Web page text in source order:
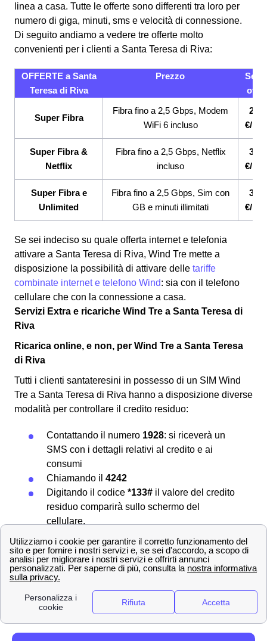
linea a casa. Tutte le offerte sono differenti tra loro per
numero di giga, minuti, sms e velocità di connessione.
Di seguito andiamo a vedere tre offerte molto
convenienti per i clienti a Santa Teresa di Riva:
OFFERTE a Santa
Teresa di Riva
Prezzo
Super Fibra
Fibra fino a 2,5 Gbps, Modem
WiFi 6 incluso
€/
Super Fibra &
Netflix
Fibra fino a 2,5 Gbps, Netflix
incluso
€/
Super Fibra e
Unlimited
Fibra fino a 2,5 Gbps, Sim con
GB e minuti illimitati
€/
Se sei indeciso su quale offerta internet e telefonia
attivare a Santa Teresa di Riva, Wind Tre mette a
disposizione la possibilità di attivare delle tariffe
combinate internet e telefono Wind: sia con il telefono
cellulare che con la connessione a casa.
Servizi Extra e ricariche Wind Tre a Santa Teresa di
Riva
Ricarica online, e non, per Wind Tre a Santa Teresa
di Riva
Tutti i clienti santateresini in possesso di un SIM Wind
Tre a Santa Teresa di Riva hanno a disposizione diverse
modalità per controllare il credito residuo:
Contattando il numero 1928: si riceverà un
SMS con i dettagli relativi al credito e ai
consumi
Chiamando il 4242
Digitando il codice *133# il valore del credito
residuo comparirà sullo schermo del
cellulare.
Per ulteriori informazioni su comericaricare la propria
SIMe verificare il credito residuo visita la pagina
dedicata alla
verifica del credito residuo WindTre a
Santa Teresa di Riva.
Tutti i servizi aggiuntivi per gli abbonati di Santa